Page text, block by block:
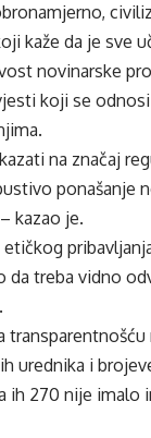
kaže da je sve
novinarske
koji se
na značaj
ponašanje
kazao je.
da treba vidno
urednika i
ih 270 nije